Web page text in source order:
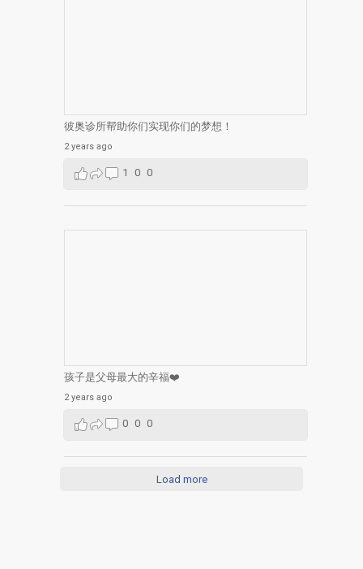
彼奥诊所帮助你们实现你们的梦想！
2 years ago
1 0 0
孩子是父母最大的辛福❤️
2 years ago
0 0 0
Load more